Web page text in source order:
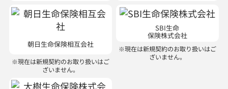
朝日生命保険相互会社
※現在は新規契約のお取り扱いはご
ざいません。
SBI生命
保険株式会社
※現在は新規契約のお取り扱いはご
ざいません。